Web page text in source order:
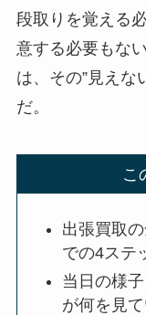
段取りを覚える
意する必要もな
は、その”見えな
だ。
こ
出張買取
での4ステ
当日の様
が何を見